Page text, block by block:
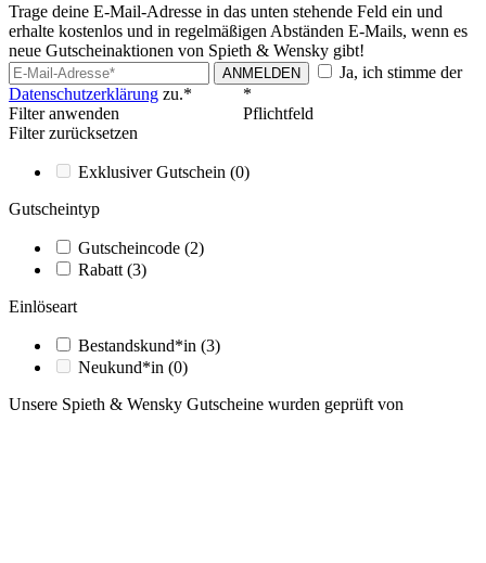
Trage deine E-Mail-Adresse in das unten stehende Feld ein und
erhalte kostenlos und in regelmäßigen Abständen E-Mails, wenn es
neue Gutscheinaktionen von Spieth & Wensky gibt!
ANMELDEN
Ja, ich stimme der
Datenschutzerklärung zu.*
*
Pflichtfeld
Filter anwenden
Filter zurücksetzen
Exklusiver Gutschein (0)
Gutscheintyp
Gutscheincode (2)
Rabatt (3)
Einlöseart
Bestandskund*in (3)
Neukund*in (0)
Unsere Spieth & Wensky Gutscheine wurden geprüft von